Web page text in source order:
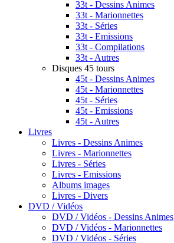
33t - Dessins Animes
33t - Marionnettes
33t - Séries
33t - Emissions
33t - Compilations
33t - Autres
Disques 45 tours
45t - Dessins Animes
45t - Marionnettes
45t - Séries
45t - Emissions
45t - Autres
Livres
Livres - Dessins Animes
Livres - Marionnettes
Livres - Séries
Livres - Emissions
Albums images
Livres - Divers
DVD / Vidéos
DVD / Vidéos - Dessins Animes
DVD / Vidéos - Marionnettes
DVD / Vidéos - Séries